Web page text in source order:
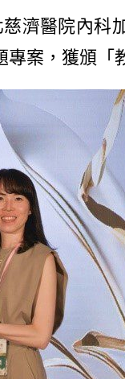
醫院內科
案，獲頒「